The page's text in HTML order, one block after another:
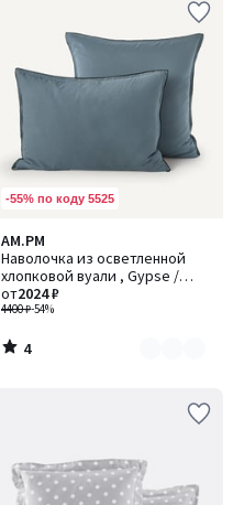
-55% по коду 5525
AM.PM
Наволочка из осветленной
хлопковой вуали , Gypse /
Джипс
4400 ₽-54%
от2024 ₽
4
/
5
Количество
цветов:
3
4
/